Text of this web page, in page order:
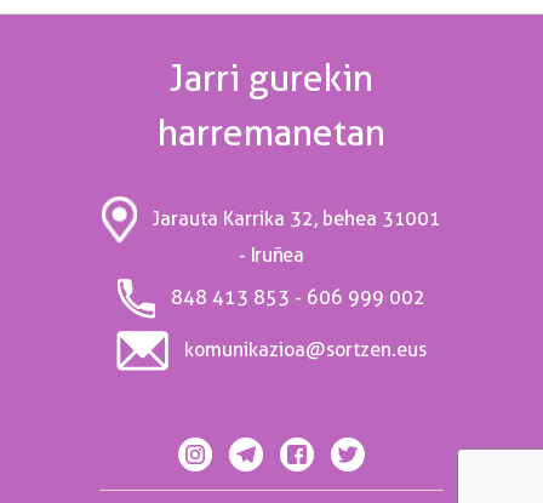
Jarri gurekin
harremanetan
Jarauta Karrika 32, behea 31001
- Iruñea
848 413 853 - 606 999 002
komunikazioa@sortzen.eus